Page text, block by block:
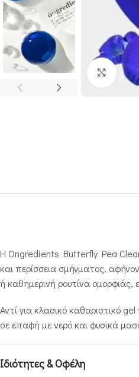
Η Ongredients Butterfly Pea
και περίσσεια σμήγματος,
ή καθημερινή ρουτίνα
Αντί για κλασικό καθαριστικό
σε επαφή με νερό και φυσικά
Ιδιότητες & Οφέλη